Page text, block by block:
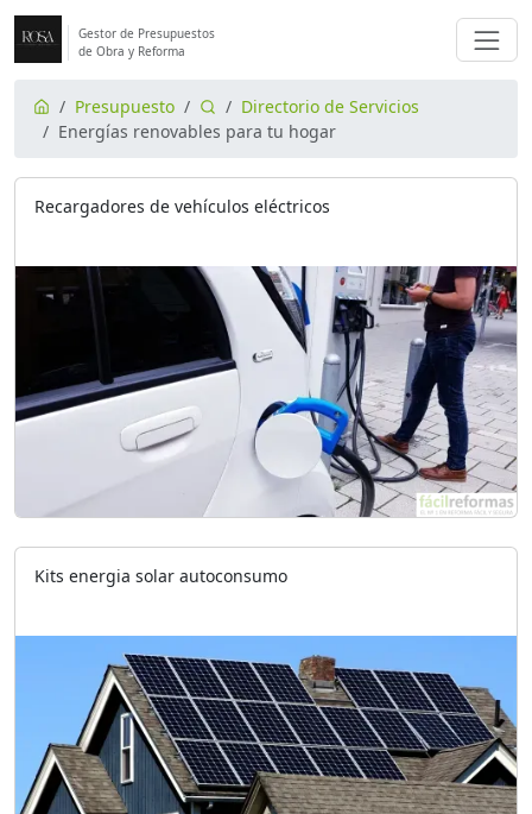
Gestor de Presupuestos
de Obra y Reforma
Presupuesto
Directorio de Servicios
Energías renovables para tu hogar
Recargadores de vehículos eléctricos
Kits energia solar autoconsumo